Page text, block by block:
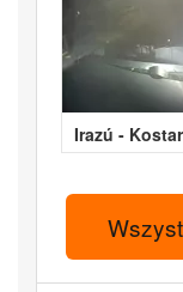
Irazú -